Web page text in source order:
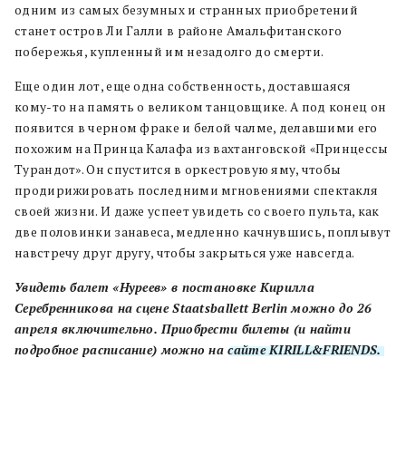
одним из самых безумных и странных приобретений
станет остров Ли Галли в районе Амальфитанского
побережья, купленный им незадолго до смерти.
Еще один лот, еще одна собственность, доставшаяся
кому-то на память о великом танцовщике. А под конец он
появится в черном фраке и белой чалме, делавшими его
похожим на Принца Калафа из вахтанговской «Принцессы
Турандот». Он спустится в оркестровую яму, чтобы
продирижировать последними мгновениями спектакля
своей жизни. И даже успеет увидеть со своего пульта, как
две половинки занавеса, медленно качнувшись, поплывут
навстречу друг другу, чтобы закрыться уже навсегда.
Увидеть балет «Нуреев» в постановке Кирилла
Серебренникова на сцене Staatsballett Berlin можно до 26
апреля включительно. Приобрести билеты (и найти
подробное расписание) можно насайте KIRILL&FRIENDS.